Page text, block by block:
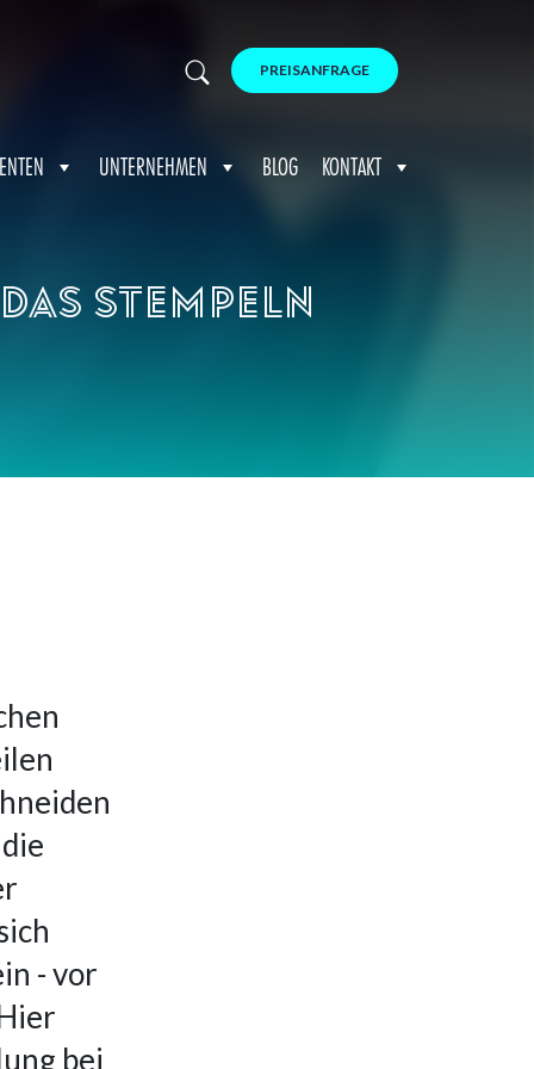
UNTERNEHMEN BLOG KONTAKT
PREISANFRAGE
Stempeln
- vor
bei